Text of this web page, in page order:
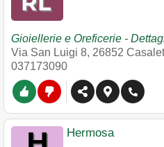
Gioiellerie e Oreficerie -
Via San Luigi 8, 26852
037173090
Hermosa